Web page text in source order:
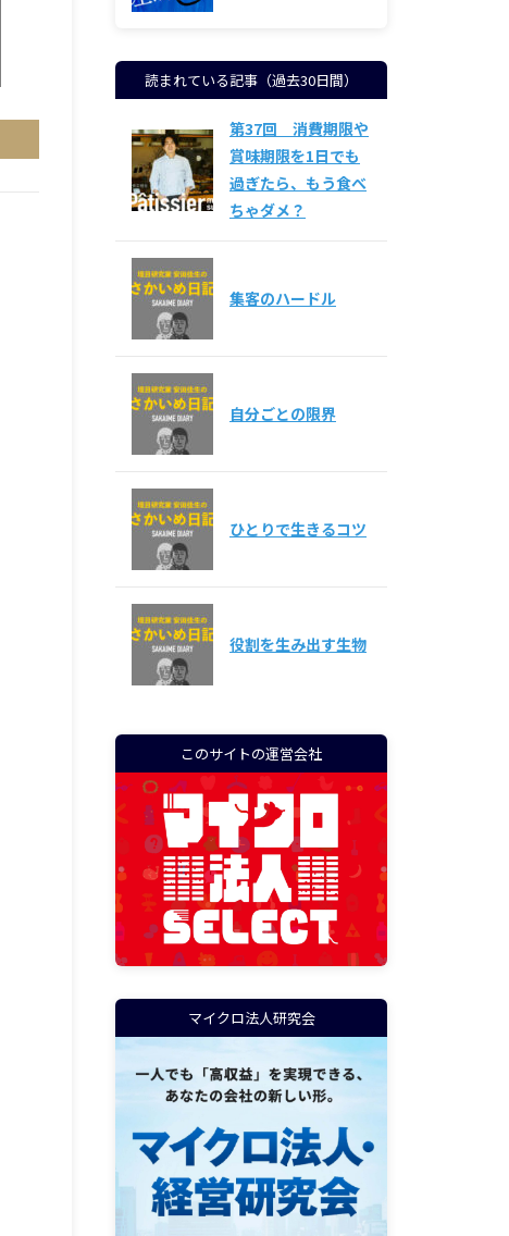
読まれている記事（過去30日間）
第37回 消費期限や
賞味期限を1日でも
過ぎたら、もう食べ
ちゃダメ？
集客のハードル
自分ごとの限界
ひとりで生きるコツ
役割を生み出す生物
このサイトの運営会社
マイクロ法人研究会